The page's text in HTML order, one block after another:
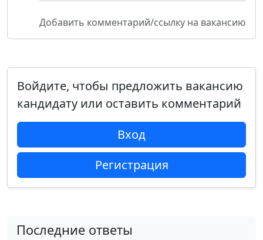
Добавить комментарий/ссылку на вакансию
Войдите, чтобы предложить вакансию
кандидату или оставить комментарий
Вход
Регистрация
Последние ответы